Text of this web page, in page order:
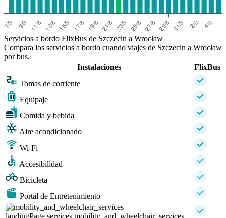
Servicios a bordo FlixBus de Szczecin a Wrocław
Compara los servicios a bordo cuando viajes de Szczecin a Wrocław
por bus.
Instalaciones
FlixBus
Tomas de corriente
Equipaje
Comida y bebida
Aire acondicionado
Wi-Fi
Accesibilidad
Bicicleta
Portal de Entretenimiento